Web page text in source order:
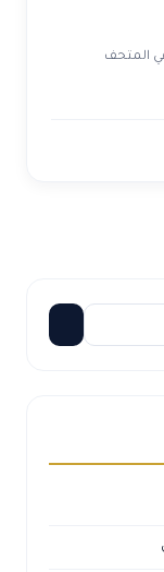
1781م محفوظ في المتحف